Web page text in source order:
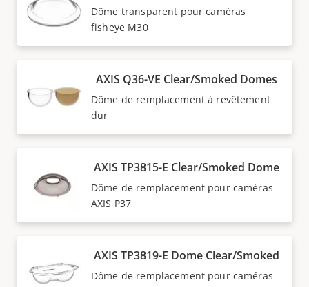
Dôme transparent pour caméras
fisheye M30
AXIS Q36-VE Clear/Smoked Domes
Dôme de remplacement à revêtement
dur
AXIS TP3815-E Clear/Smoked Dome
Dôme de remplacement pour caméras
AXIS P37
AXIS TP3819-E Dome Clear/Smoked
Dôme de remplacement pour caméras